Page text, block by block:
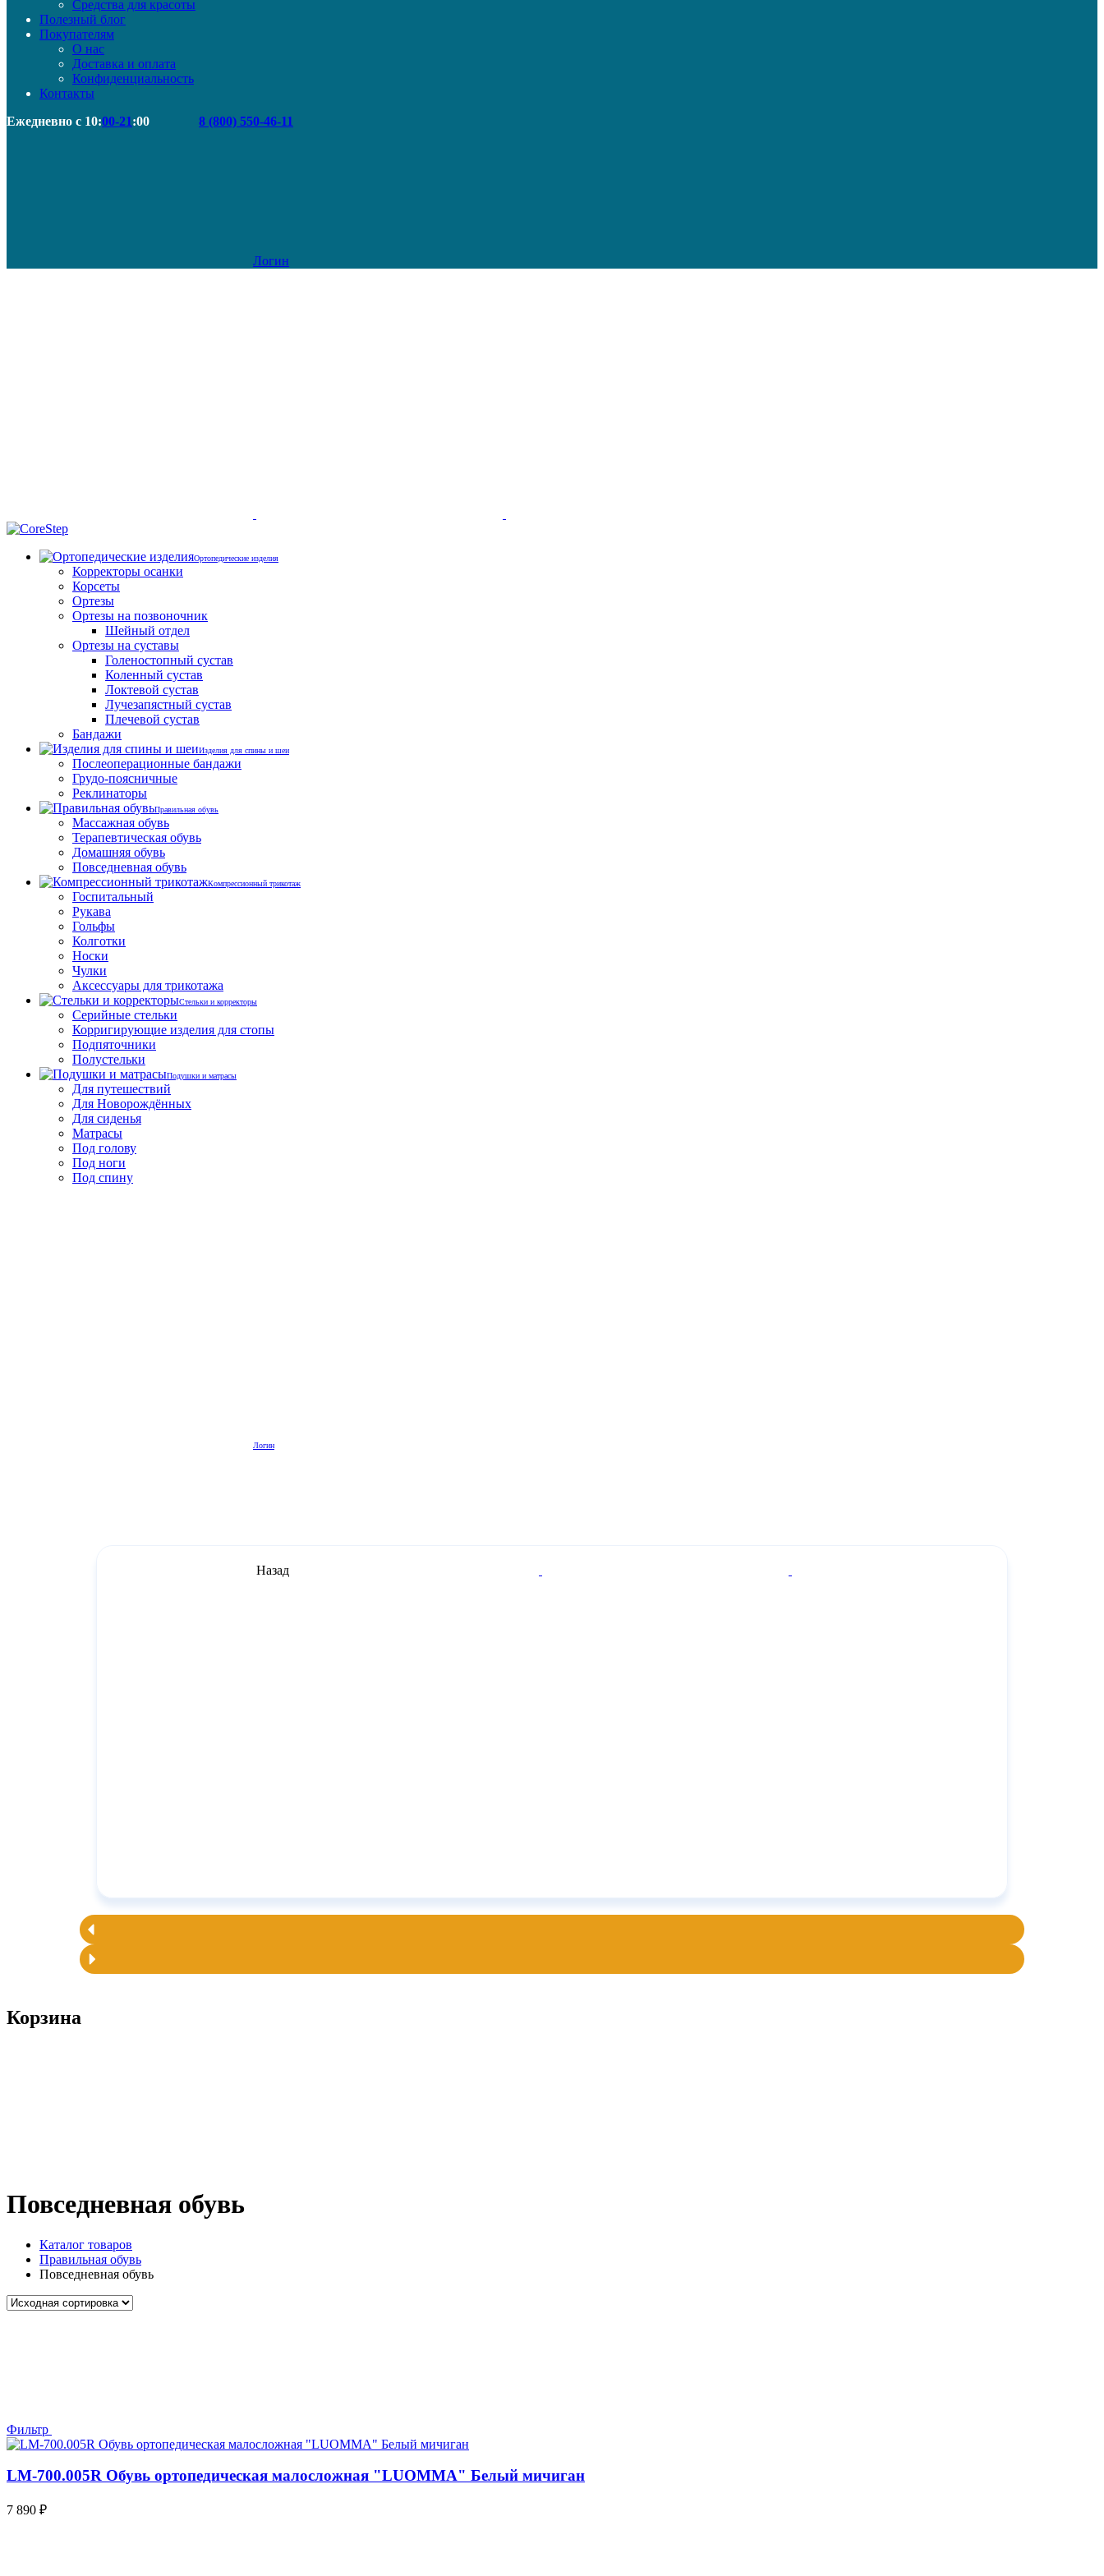
Средства для красоты
Полезный блог
Покупателям
О нас
Доставка и оплата
Конфиденциальность
Контакты
Ежедневно с 10:00-21:00 8 (800) 550-46-11
Логин
Ортопедические изделия
Корректоры осанки
Корсеты
Ортезы
Ортезы на позвоночник
Шейный отдел
Ортезы на суставы
Голеностопный сустав
Коленный сустав
Локтевой сустав
Лучезапястный сустав
Плечевой сустав
Бандажи
Изделия для спины и шеи
Послеоперационные бандажи
Грудо-поясничные
Реклинаторы
Правильная обувь
Массажная обувь
Терапевтическая обувь
Домашняя обувь
Повседневная обувь
Компрессионный трикотаж
Госпитальный
Рукава
Гольфы
Колготки
Носки
Чулки
Аксессуары для трикотажа
Стельки и корректоры
Серийные стельки
Корригирующие изделия для стопы
Подпяточники
Полустельки
Подушки и матрасы
Для путешествий
Для Новорождённых
Для сиденья
Матрасы
Под голову
Под ноги
Под спину
Логин
Назад
Корзина
Повседневная обувь
Каталог товаров
Правильная обувь
Повседневная обувь
Фильтр
LM-700.005R Обувь ортопедическая малосложная "LUOMMA" Белый мичиган
7 890 ₽